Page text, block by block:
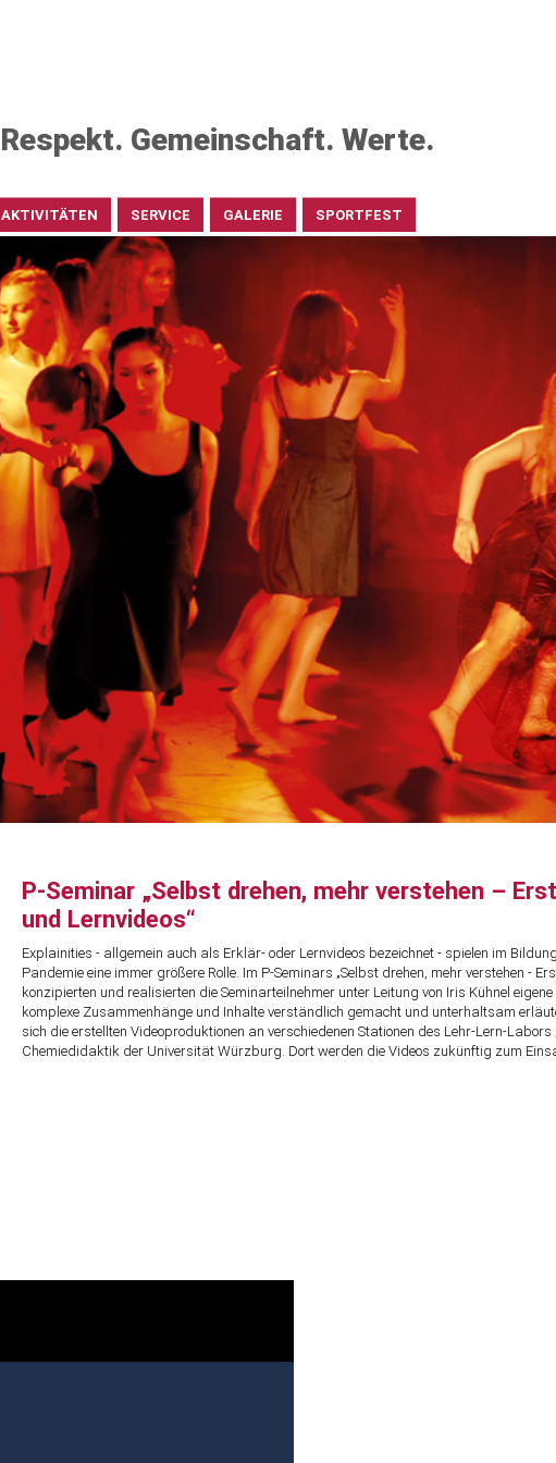
Respekt. Gemeinschaft. Werte.
AKTIVITÄTEN SERVICE GALERIE SPORTFEST
P-Seminar „Selbst drehen, mehr verstehen –
und Lernvideos“
Explainities - allgemein auch als Erklär- oder Lernvideos bezeichnet - spielen im
Pandemie eine immer größere Rolle. Im P-Seminars „Selbst drehen, mehr verstehen -
konzipierten und realisierten die Seminarteilnehmer unter Leitung von Iris Kühnel
komplexe Zusammenhänge und Inhalte verständlich gemacht und unterhaltsam
sich die erstellten Videoproduktionen an verschiedenen Stationen des Lehr-Lern-
Chemiedidaktik der Universität Würzburg. Dort werden die Videos zukünftig zum